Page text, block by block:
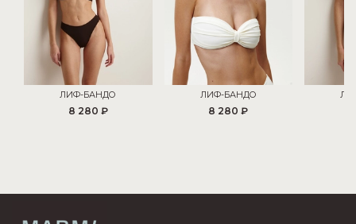
ЛИФ-БАНДО
8 280 ₽
ЛИФ-БАНДО
8 280 ₽